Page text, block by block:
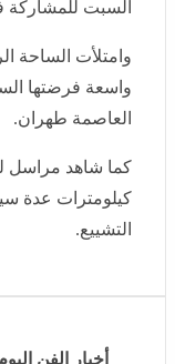
ومن المقرر أن
طهران وقم
الثرى في مسقط
كما أعلن
توافد آلاف
للمشاركة في
واسعة فرضتها